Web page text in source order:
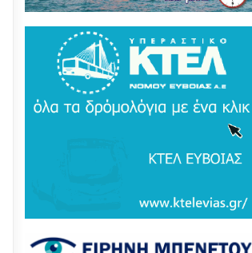
Βάκα Gate: Την περίμεναν στη
συνεδρίαση λογοδοσίας και αυτή
μοίραζε μετάλλια και έβλεπε τον
Παναθηναϊκό στο μπάσκετ / Τα άδεια
έδρανα της ξεφτίλας! (ΦΩΤΟ)
μπανανία του Μητσοτάκη, στο
κράτος δικαίου ο Εισαγγελέας του
Αρείου Πάγου θα έπρεπε να τιμωρηθεί